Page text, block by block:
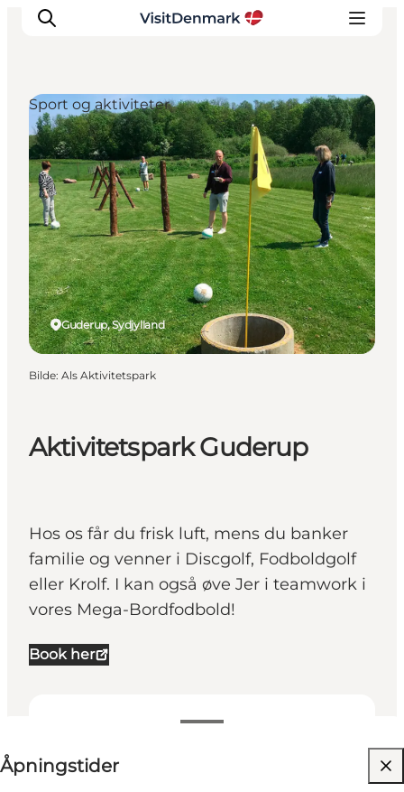
Inspirasjon
Reisemål
Aktiviteter
Overnatting
Planlegg reisen
Aktivitetspark Guderup
Hos os får du frisk luft, mens du banker
familie og venner i Discgolf, Fodboldgolf
eller Krolf. I kan også øve Jer i teamwork i
vores Mega-Bordfodbold!
Book her
Åpningstider
Gratis
Guderup, Sydjylland
Sport og aktiviteter
Bilde: Als Aktivitetspark